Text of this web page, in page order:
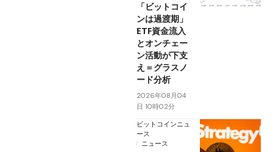
「ビットコイ
ンは過渡期」
ETF資金流入
とオンチェー
ン活動が下支
え＝グラスノ
ード分析
2026年08月04
日 10時02分
ビットコインニュ
ース
ニュース